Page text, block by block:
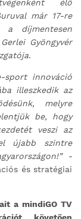
élő
már 17-re
a díjmentesen
Gyöngyvér
.
sport innováció
illeszkedik az
melyre
be, hogy
veszi az
újabb szintre
-
és stratégiai
a mindiGO TV